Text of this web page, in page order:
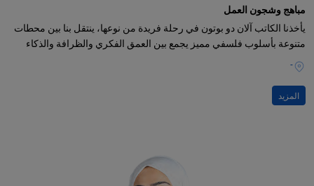
مباهج وشجون العمل
يأخذنا الكاتب آلان دو بوتون في رحلة فريدة من نوعها، ينتقل بنا بين محطات
متنوعة بأسلوب فلسفي مميز يجمع بين العمق الفكري والظرافة والذكاء
-
المزيد